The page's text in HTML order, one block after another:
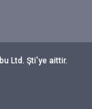
Ltd. Şti'ye aittir.